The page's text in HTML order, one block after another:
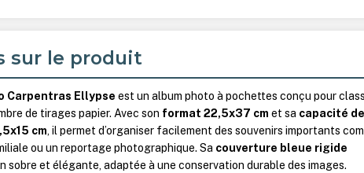
sur le produit
Carpentras Ellypse est un album photo à pochettes conçu pour
de tirages papier. Avec son format 22,5x37 cm et sa capacité de
cm, il permet d’organiser facilement des souvenirs importants
ou un reportage photographique. Sa couverture bleue rigide
sobre et élégante, adaptée à une conservation durable des images.